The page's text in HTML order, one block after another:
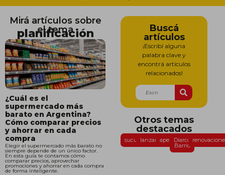
Mirá artículos sobre
el tema
planificación
¿Cuál es el
supermercado más
barato en Argentina?
Cómo comparar precios
y ahorrar en cada
compra
Elegir el supermercado más barato no
siempre depende de un único factor.
En esta guía te contamos cómo
comparar precios, aprovechar
promociones y ahorrar en cada compra
de forma inteligente.
Buscá
artículos
¡Escribí alguna
palabra clave y
encontrá artículos
relacionados!
Otros temas
destacados
sucursaleslanzamientos
aperturas
Diarco
Barrio